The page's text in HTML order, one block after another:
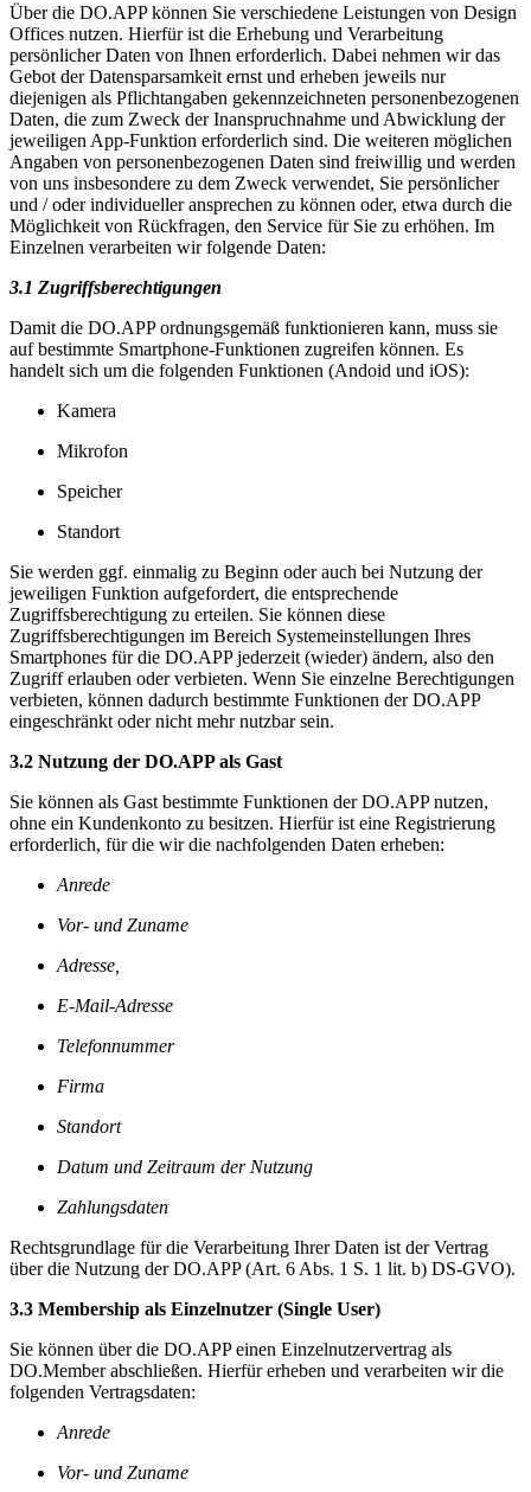
Über die DO.APP können Sie verschiedene Leistungen von Design
Offices nutzen. Hierfür ist die Erhebung und Verarbeitung
persönlicher Daten von Ihnen erforderlich. Dabei nehmen wir das
Gebot der Datensparsamkeit ernst und erheben jeweils nur
diejenigen als Pflichtangaben gekennzeichneten personenbezogenen
Daten, die zum Zweck der Inanspruchnahme und Abwicklung der
jeweiligen App-Funktion erforderlich sind. Die weiteren möglichen
Angaben von personenbezogenen Daten sind freiwillig und werden
von uns insbesondere zu dem Zweck verwendet, Sie persönlicher
und / oder individueller ansprechen zu können oder, etwa durch die
Möglichkeit von Rückfragen, den Service für Sie zu erhöhen. Im
Einzelnen verarbeiten wir folgende Daten:
3.1 Zugriffsberechtigungen
Damit die DO.APP ordnungsgemäß funktionieren kann, muss sie
auf bestimmte Smartphone-Funktionen zugreifen können. Es
handelt sich um die folgenden Funktionen (Andoid und iOS):
Kamera
Mikrofon
Speicher
Standort
Sie werden ggf. einmalig zu Beginn oder auch bei Nutzung der
jeweiligen Funktion aufgefordert, die entsprechende
Zugriffsberechtigung zu erteilen. Sie können diese
Zugriffsberechtigungen im Bereich Systemeinstellungen Ihres
Smartphones für die DO.APP jederzeit (wieder) ändern, also den
Zugriff erlauben oder verbieten. Wenn Sie einzelne Berechtigungen
verbieten, können dadurch bestimmte Funktionen der DO.APP
eingeschränkt oder nicht mehr nutzbar sein.
3.2 Nutzung der DO.APP als Gast
Sie können als Gast bestimmte Funktionen der DO.APP nutzen,
ohne ein Kundenkonto zu besitzen. Hierfür ist eine Registrierung
erforderlich, für die wir die nachfolgenden Daten erheben:
Anrede
Vor- und Zuname
Adresse,
E-Mail-Adresse
Telefonnummer
Firma
Standort
Datum und Zeitraum der Nutzung
Zahlungsdaten
Rechtsgrundlage für die Verarbeitung Ihrer Daten ist der Vertrag
über die Nutzung der DO.APP (Art. 6 Abs. 1 S. 1 lit. b) DS-GVO).
3.3 Membership als Einzelnutzer (Single User)
Sie können über die DO.APP einen Einzelnutzervertrag als
DO.Member abschließen. Hierfür erheben und verarbeiten wir die
folgenden Vertragsdaten:
Anrede
Vor- und Zuname